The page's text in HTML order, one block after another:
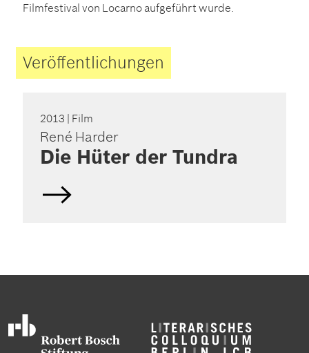
Filmfestival von Locarno aufgeführt wurde.
Veröffentlichungen
2013 | Film
René Harder
Die Hüter der Tundra